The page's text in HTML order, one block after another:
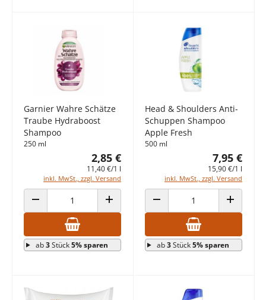
Garnier Wahre Schätze
Traube Hydraboost
Shampoo
250 ml
2,85 €
11,40 €/1 l
inkl. MwSt., zzgl. Versand
ANZAHL VERRINGERN ANZAHL ERHÖHEN
ab3Stück5% sparen
Head & Shoulders Anti-
Schuppen Shampoo
Apple Fresh
500 ml
7,95 €
15,90 €/1 l
inkl. MwSt., zzgl. Versand
ANZAHL VERRINGERN ANZAHL
ab3Stück5% sparen